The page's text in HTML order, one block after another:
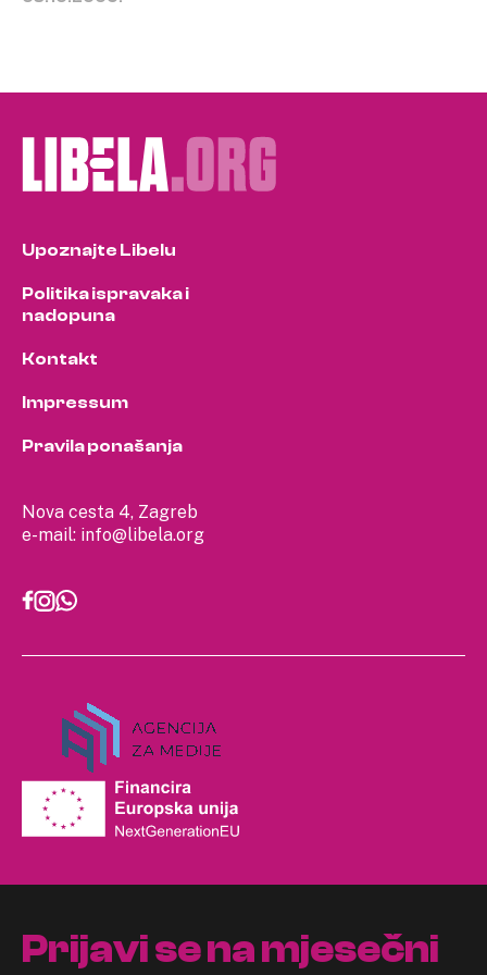
Nova cesta 4, Zagreb
e-mail: info@libela.org
Upoznajte Libelu
Politika ispravaka i
nadopuna
Kontakt
Impressum
Pravila ponašanja
Prijavi se na mjesečni